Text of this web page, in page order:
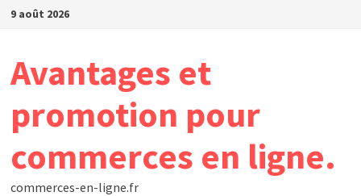
Passer
9 août 2026
Avantages et
promotion pour
commerces en ligne.
commerces-en-ligne.fr